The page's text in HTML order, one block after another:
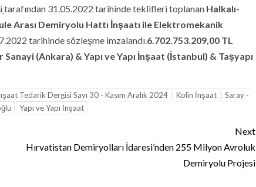
tarafından 31.05.2022 tarihinde teklifleri toplanan Halkalı-
Arası Demiryolu Hattı İnşaatı ile Elektromekanik
tarihinde sözleşme imzalandı. 6.702.753.209,00 TL
Sanayi (Ankara) & Yapı ve Yapı İnşaat (İstanbul) & Taşyapı
Tedarik Dergisi Sayı 30 - Kasım Aralık 2024 Kolin İnşaat
Saray -
Yapı ve Yapı İnşaat
Next
Hırvatistan Demiryolları İdaresi’nden 255 Milyon Avroluk
Demiryolu Projesi